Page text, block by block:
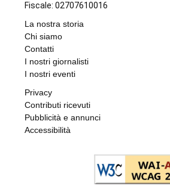
Fiscale: 02707610016
La nostra storia
Chi siamo
Contatti
I nostri giornalisti
I nostri eventi
Privacy
Contributi ricevuti
Pubblicità e annunci
Accessibilità